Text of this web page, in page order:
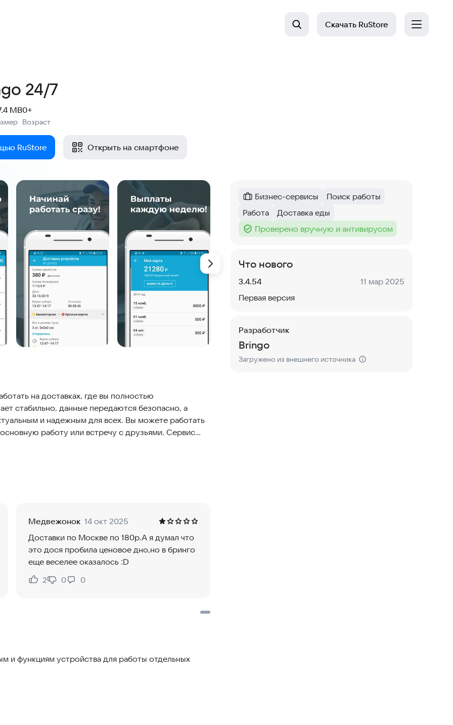
Скачать RuStore
24/7
MB
Возраст
0+
RuStore Открыть на смартфоне
на доставках, где вы полностью
стабильно, данные передаются безопасно, а
и надежным для всех. Вы можете работать
работу или встречу с друзьями. Сервис
Казани, Екатеринбурге, Краснодаре,
и начните зарабатывать там и тогда, когда
и сколько доставок выполнять.
счёт сразу после завершения доставки.
только через мобильное приложение, а
карту прямо в нём.
дополнительно потребуется:
нет, можно предоставить патент, визу
Медвежонок 14 окт 2025
Доставки по Москве по 180р.А я думал что
это дося пробила ценовое дно,но в бринго
еще веселее оказалось :D
Нравится:
2
Не нравится:
0 0
и функциям устройства для работы отдельных
Категория:
Бизнес-сервисы
Тег:
Поиск работы
Тег:
Работа
Тег:
Доставка еды
Тег :
Проверено вручную и антивирусом
Что нового
Версия:
3.4.54 Дата:
11 мар 2025
Первая версия
Разработчик
Bringo
Загружено из внешнего источника